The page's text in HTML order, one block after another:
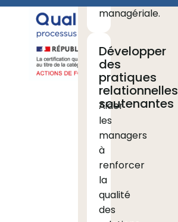
managériale.
Développer
des
pratiques
relationnelles
soutenantes
Aider
les
managers
à
renforcer
la
qualité
des